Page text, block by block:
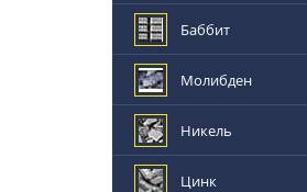
Баббит
Молибден
Никель
Цинк